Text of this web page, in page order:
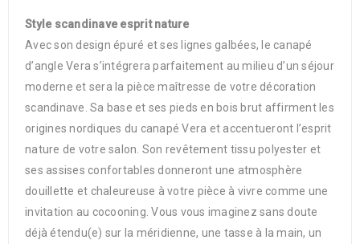
Style scandinave esprit nature
Avec son design épuré et ses lignes galbées, le canapé
d’angle Vera s’intégrera parfaitement au milieu d’un séjour
moderne et sera la pièce maîtresse de votre décoration
scandinave. Sa base et ses pieds en bois brut affirment les
origines nordiques du canapé Vera et accentueront l’esprit
nature de votre salon. Son revêtement tissu polyester et
ses assises confortables donneront une atmosphère
douillette et chaleureuse à votre pièce à vivre comme une
invitation au cocooning. Vous vous imaginez sans doute
déjà étendu(e) sur la méridienne, une tasse à la main, un